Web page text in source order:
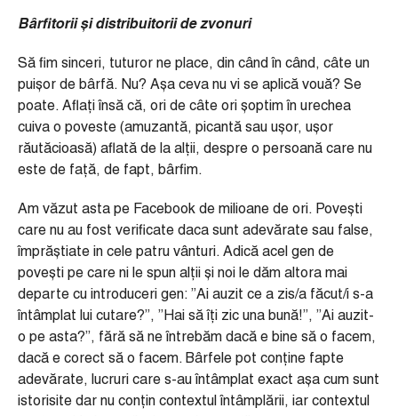
Bârfitorii și distribuitorii de zvonuri
Să fim sinceri, tuturor ne place, din când în când, câte un
puișor de bârfă. Nu? Așa ceva nu vi se aplică vouă? Se
poate. Aflați însă că, ori de câte ori șoptim în urechea
cuiva o poveste (amuzantă, picantă sau ușor, ușor
răutăcioasă) aflată de la alții, despre o persoană care nu
este de față, de fapt, bârfim.
Am văzut asta pe Facebook de milioane de ori. Povești
care nu au fost verificate daca sunt adevărate sau false,
împrăștiate in cele patru vânturi. Adică acel gen de
povești pe care ni le spun alții și noi le dăm altora mai
departe cu introduceri gen: ”Ai auzit ce a zis/a făcut/i s-a
întâmplat lui cutare?”, ”Hai să îți zic una bună!”, ”Ai auzit-
o pe asta?”, fără să ne întrebăm dacă e bine să o facem,
dacă e corect să o facem. Bârfele pot conține fapte
adevărate, lucruri care s-au întâmplat exact așa cum sunt
istorisite dar nu conțin contextul întâmplării, iar contextul